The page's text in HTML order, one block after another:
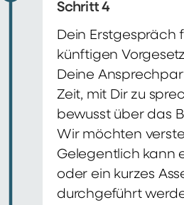
Schritt 4
Dein Erstgespräch
künftigen
Deine
Zeit, mit Dir zu
bewusst über das
Wir möchten
Gelegentlich kann
oder ein kurzes
durchgeführt